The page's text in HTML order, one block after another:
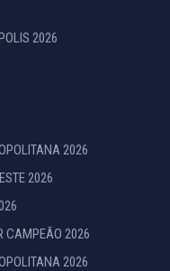
2026
2026
2026
CAMPEÃO 2026
2026